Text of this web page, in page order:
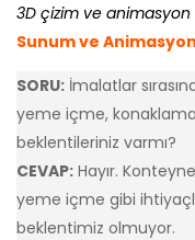
3D çizim ve animasyon
Sunum ve Animasyon
SORU: İmalatlar
yeme içme,
beklentileriniz varmı?
CEVAP: Hayır.
yeme içme gibi
beklentimiz olmuyor.